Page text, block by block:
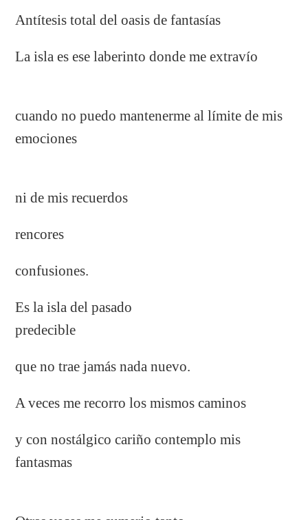
Antítesis total del oasis de fantasías
La isla es ese laberinto donde me extravío
cuando no puedo mantenerme al límite de mis
emociones
ni de mis recuerdos
rencores
confusiones.
Es la isla del pasado
predecible
que no trae jamás nada nuevo.
A veces me recorro los mismos caminos
y con nostálgico cariño contemplo mis
fantasmas